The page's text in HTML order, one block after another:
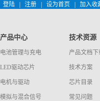
登陆 | 注册 | 设为首页 | 加入收
产品中心
电池管理与充电
LED驱动芯片
电机与驱动
模拟与混合信号
技术资源
产品文档下
技术方案
芯片目录
常见问题